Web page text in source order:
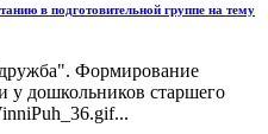
в подготовительной группе на тему
Формирование
у дошкольников старшего